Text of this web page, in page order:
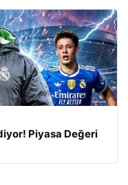
Piyasa Değeri